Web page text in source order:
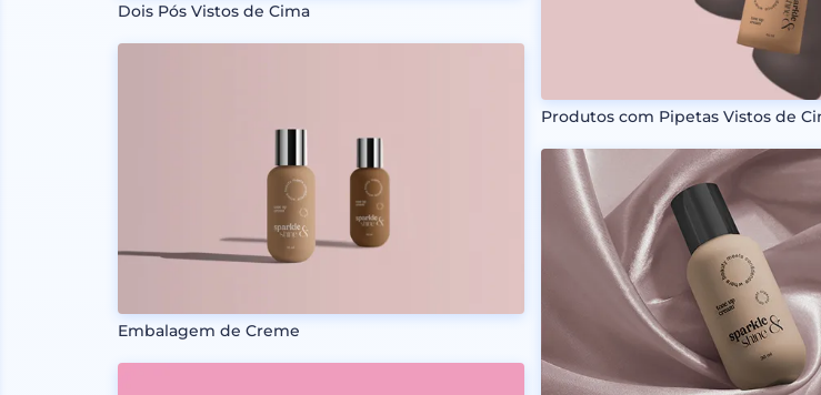
Dois Pós Vistos de Cima
Embalagem de Creme
Produtos com Pipetas Vistos de